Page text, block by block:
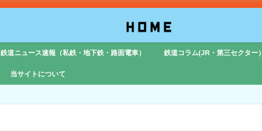
鉄道ニュース速報（私鉄・地下鉄・路面電車） 鉄道コラム(JR・第三セクター）
当サイトについて